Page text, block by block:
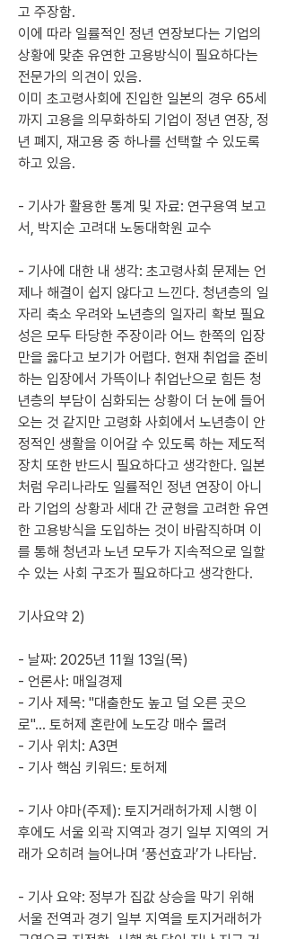
고 주장함.
이에 따라 일률적인 정년 연장보다는 기업의
상황에 맞춘 유연한 고용방식이 필요하다는
전문가의 의견이 있음.
이미 초고령사회에 진입한 일본의 경우 65세
까지 고용을 의무화하되 기업이 정년 연장, 정
년 폐지, 재고용 중 하나를 선택할 수 있도록
하고 있음.
- 기사가 활용한 통계 및 자료: 연구용역 보고
서, 박지순 고려대 노동대학원 교수
- 기사에 대한 내 생각: 초고령사회 문제는 언
제나 해결이 쉽지 않다고 느낀다. 청년층의 일
자리 축소 우려와 노년층의 일자리 확보 필요
성은 모두 타당한 주장이라 어느 한쪽의 입장
만을 옳다고 보기가 어렵다. 현재 취업을 준비
하는 입장에서 가뜩이나 취업난으로 힘든 청
년층의 부담이 심화되는 상황이 더 눈에 들어
오는 것 같지만 고령화 사회에서 노년층이 안
정적인 생활을 이어갈 수 있도록 하는 제도적
장치 또한 반드시 필요하다고 생각한다. 일본
처럼 우리나라도 일률적인 정년 연장이 아니
라 기업의 상황과 세대 간 균형을 고려한 유연
한 고용방식을 도입하는 것이 바람직하며 이
를 통해 청년과 노년 모두가 지속적으로 일할
수 있는 사회 구조가 필요하다고 생각한다.
기사요약 2)
- 날짜: 2025년 11월 13일(목)
- 언론사: 매일경제
- 기사 제목: "대출한도 높고 덜 오른 곳으
로"… 토허제 혼란에 노도강 매수 몰려
- 기사 위치: A3면
- 기사 핵심 키워드: 토허제
- 기사 야마(주제): 토지거래허가제 시행 이
후에도 서울 외곽 지역과 경기 일부 지역의 거
래가 오히려 늘어나며 ‘풍선효과’가 나타남.
- 기사 요약: 정부가 집값 상승을 막기 위해
서울 전역과 경기 일부 지역을 토지거래허가